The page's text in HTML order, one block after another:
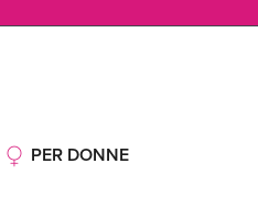
PER DONNE